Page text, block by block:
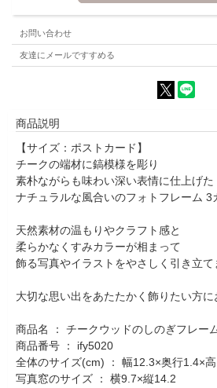
お問い合わせ
友達にメールですすめる
商品説明
【サイズ：ポストカード】
チークの端材に鎬模様を彫り
素朴ながらも味わい深い表情に仕上げた
ナチュラルな風合いのフォトフレーム 3
天然素材の温もりやクラフト感と
柔らかなくすみカラーが相まって
飾る写真やイラストをやさしく引き立て
大切な思い出をあたたかく飾りたい方に
商品名 ： チークウッドのしのぎフレー
商品番号 ： ify5020
全体のサイズ(cm) ： 幅12.3×奥行1.4×
写真窓のサイズ ： 横9.7×縦14.2